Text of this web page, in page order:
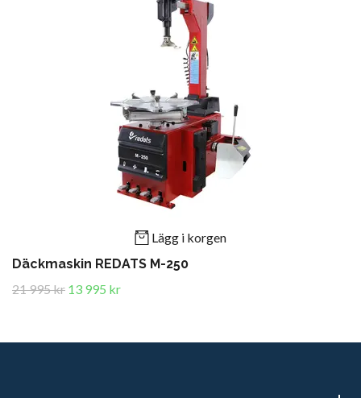
Lägg i korgen
Däckmaskin REDATS M-250
21 995 kr 13 995 kr